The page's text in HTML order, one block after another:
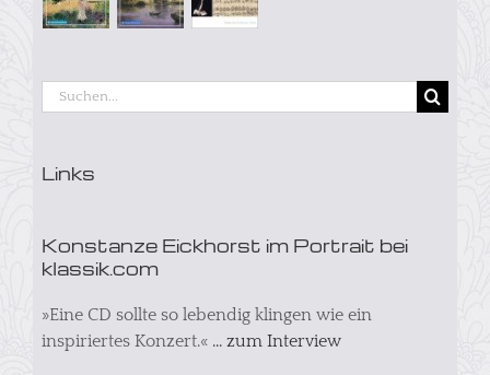
Suche
Links
Konstanze Eickhorst im Portrait bei
klassik.com
»Eine CD sollte so lebendig klingen wie ein
inspiriertes Konzert.« ... zum Interview